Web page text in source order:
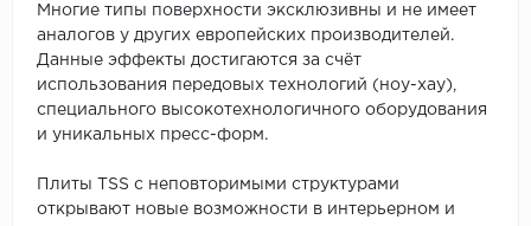
Многие типы поверхности эксклюзивны и не имеет
аналогов у других европейских производителей.
Данные эффекты достигаются за счёт
использования передовых технологий (ноу-хау),
специального высокотехнологичного оборудования
и уникальных пресс-форм.
Плиты TSS с неповторимыми структурами
открывают новые возможности в интерьерном и